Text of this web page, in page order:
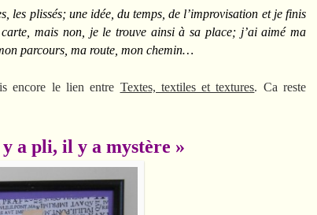
les plissés; une idée, du temps, de l’improvisation et je finis
mais non, je le trouve ainsi à sa place; j’ai aimé ma
parcours, ma route, mon chemin…
encore le lien entre Textes, textiles et textures. Ca reste
il y a mystère »